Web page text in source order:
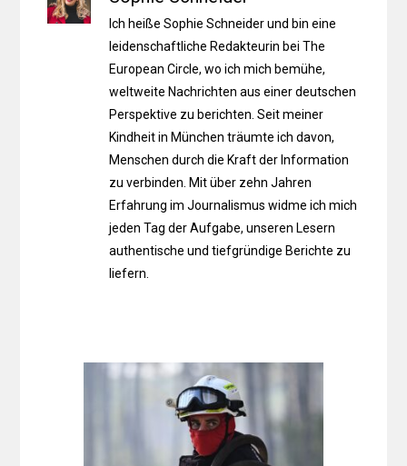
Ich heiße Sophie Schneider und bin eine
leidenschaftliche Redakteurin bei The
European Circle, wo ich mich bemühe,
weltweite Nachrichten aus einer deutschen
Perspektive zu berichten. Seit meiner
Kindheit in München träumte ich davon,
Menschen durch die Kraft der Information
zu verbinden. Mit über zehn Jahren
Erfahrung im Journalismus widme ich mich
jeden Tag der Aufgabe, unseren Lesern
authentische und tiefgründige Berichte zu
liefern.